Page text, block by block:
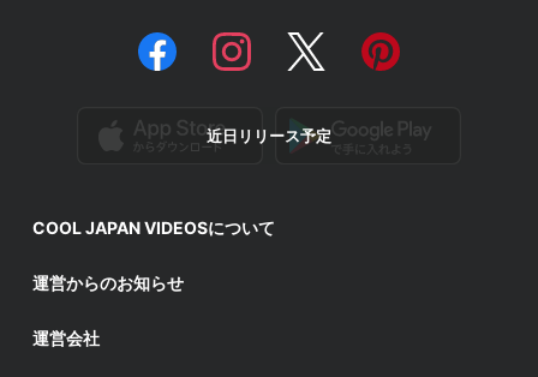
近日リリース予定
COOL JAPAN VIDEOSについて
運営からのお知らせ
運営会社